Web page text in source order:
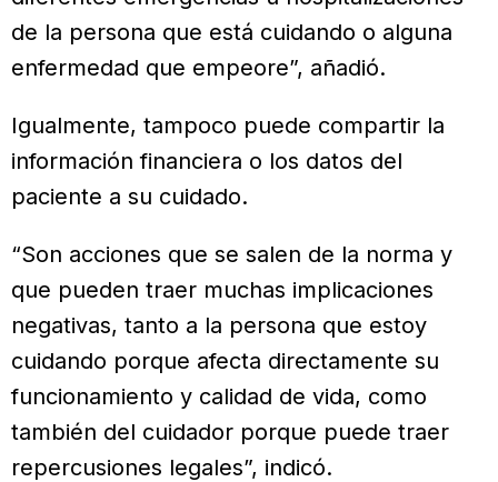
de la persona que está cuidando o alguna
enfermedad que empeore”, añadió.
Igualmente, tampoco puede compartir la
información financiera o los datos del
paciente a su cuidado.
“Son acciones que se salen de la norma y
que pueden traer muchas implicaciones
negativas, tanto a la persona que estoy
cuidando porque afecta directamente su
funcionamiento y calidad de vida, como
también del cuidador porque puede traer
repercusiones legales”, indicó.